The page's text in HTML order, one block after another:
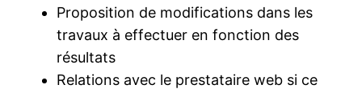
Proposition de modifications dans les
travaux à effectuer en fonction des
résultats
Relations avec le prestataire web si ce